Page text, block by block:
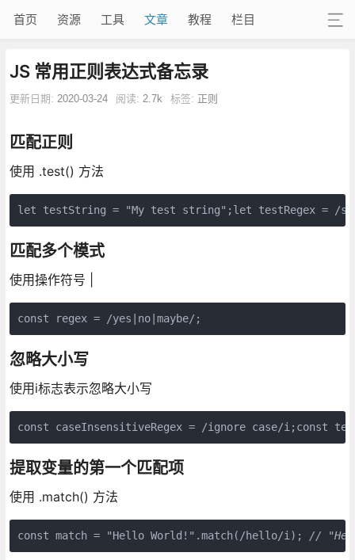
首页 资源 工具 文章 教程 栏目
JS 常用正则表达式备忘录
更新日期: 2020-03-24 阅读: 2.7k 标签: 正则
匹配正则
使用 .test() 方法
let testString = "My test string";let testRegex = /
匹配多个模式
使用操作符号 |
const regex = /yes|no|maybe/;
忽略大小写
使用i标志表示忽略大小写
const caseInsensitiveRegex = /ignore case/i;const
提取变量的第一个匹配项
使用 .match() 方法
const match = "Hello World!".match(/hello/i); //